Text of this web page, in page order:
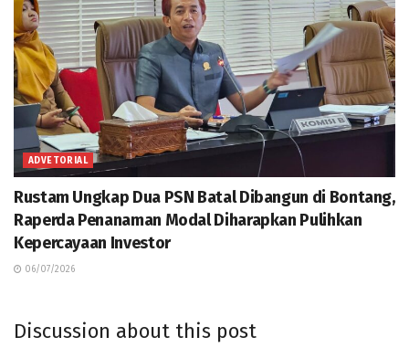
ADVETORIAL
Rustam Ungkap Dua PSN Batal Dibangun di Bontang,
Raperda Penanaman Modal Diharapkan Pulihkan
Kepercayaan Investor
06/07/2026
Discussion about this post